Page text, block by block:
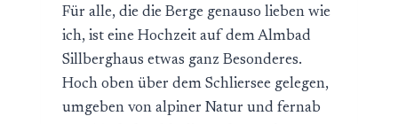
Für alle, die die Berge genauso lieben wie
ich, ist eine Hochzeit auf dem Almbad
Sillberghaus etwas ganz Besonderes.
Hoch oben über dem Schliersee gelegen,
umgeben von alpiner Natur und fernab